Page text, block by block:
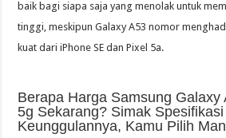
baik bagi siapa saja yang menolak untuk
tinggi, meskipun Galaxy A53 nomor
kuat dari iPhone SE dan Pixel 5a.
Berapa Harga Samsung Galaxy
5g Sekarang? Simak
Keunggulannya, Kamu Pilih